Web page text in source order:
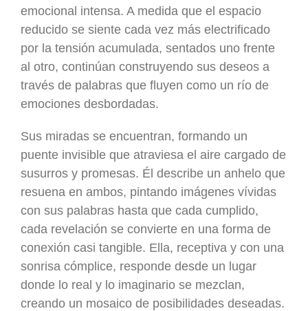
emocional intensa. A medida que el espacio
reducido se siente cada vez más electrificado
por la tensión acumulada, sentados uno frente
al otro, continúan construyendo sus deseos a
través de palabras que fluyen como un río de
emociones desbordadas.
Sus miradas se encuentran, formando un
puente invisible que atraviesa el aire cargado de
susurros y promesas. Él describe un anhelo que
resuena en ambos, pintando imágenes vívidas
con sus palabras hasta que cada cumplido,
cada revelación se convierte en una forma de
conexión casi tangible. Ella, receptiva y con una
sonrisa cómplice, responde desde un lugar
donde lo real y lo imaginario se mezclan,
creando un mosaico de posibilidades deseadas.